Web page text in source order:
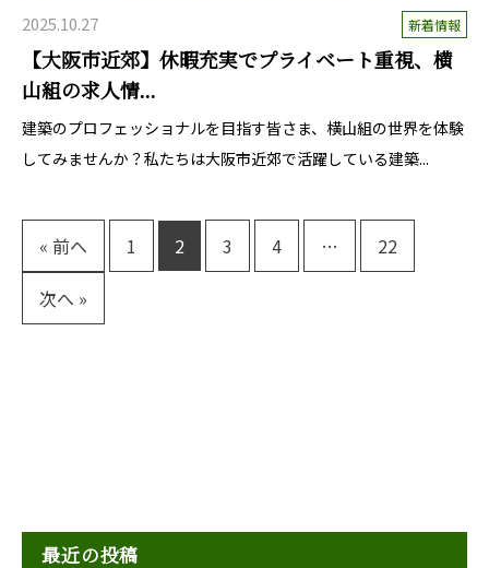
2025.10.27 新着情報
【大阪市近郊】休暇充実でプライベート重視、横
山組の求人情...
建築のプロフェッショナルを目指す皆さま、横山組の世界を体験
してみませんか？私たちは大阪市近郊で活躍している建築...
« 前へ 1 2 3 4 …
22
次へ »
最近の投稿